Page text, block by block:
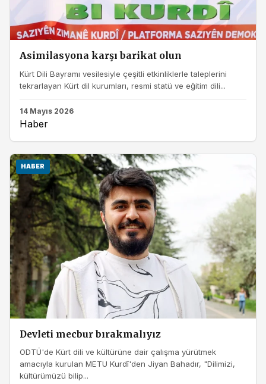
Asimilasyona karşı barikat olun
Kürt Dili Bayramı vesilesiyle çeşitli etkinliklerle taleplerini
tekrarlayan Kürt dil kurumları, resmi statü ve eğitim dili...
14 Mayıs 2026
Haber
HABER
Devleti mecbur bırakmalıyız
ODTÜ'de Kürt dili ve kültürüne dair çalışma yürütmek
amacıyla kurulan METU Kurdî'den Jiyan Bahadır, "Dilimizi,
kültürümüzü bilip...